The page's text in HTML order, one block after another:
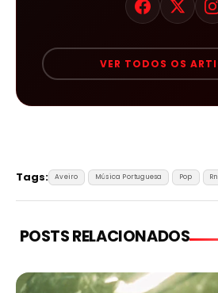
VER TODOS OS
Tags: Aveiro Música Portuguesa Pop
POSTS RELACIONADOS